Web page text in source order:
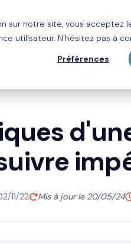
sur notre site, vous
utilisateur. N'hésitez pas à
Préférences
HubSpot Clients À
11/22 Mis à jour le 20/05/24